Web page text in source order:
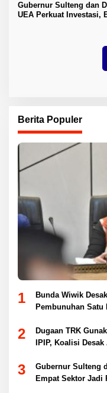
Gubernur Sulteng dan
UEA Perkuat Investasi,
Berita Populer
1
Bunda Wiwik
Pembunuhan Satu
2
Dugaan TRK
IPIP, Koalisi Desak
3
Gubernur Sulteng
Empat Sektor Jadi